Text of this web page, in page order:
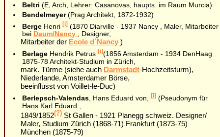
Beltri (E, Arch, Lehrer: Casanovas, haupts. im Raum Murcia)
Bendelmeyer(Prag Architekt, 1872-1932)
Berge Henri[i] (1870 Diarville - 1937 Nancy , Maler, Mitarbeiter
bei Daum/Nancy , Designer,
Mitarbeiter der Ecole d´Nancy)
Berlage Hendrik Petrus[i](1856 Amsterdam - 1934 DenHaag
1875-78 Architekt-Studium in Zürich,
mark. Türme (siehe auch Darmstadt-Hochzeitsturm),
Niederlande, Amsterdamer Börse,
beeinflusst von Voillet-le-Duc)
Berlepsch-Valendas , Hans Eduard von,[i] (Pseudonym für
Hans Karl Eduard ,
1849/1852(?)St Gallen - 1921 Planegg schweiz. Designer/
Maler, Studium Zürich (1868-71) Frankfurt (1873-75)
München (1875-79)